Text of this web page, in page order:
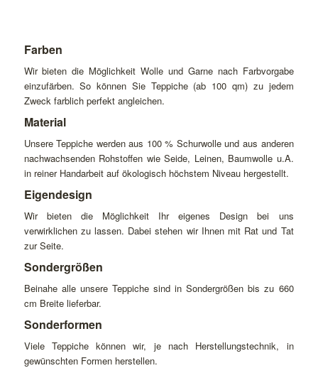
Farben
Wir bieten die Möglichkeit Wolle und Garne nach Farbvorgabe
einzufärben. So können Sie Teppiche (ab 100 qm) zu jedem
Zweck farblich perfekt angleichen.
Material
Unsere Teppiche werden aus 100 % Schurwolle und aus anderen
nachwachsenden Rohstoffen wie Seide, Leinen, Baumwolle u.A.
in reiner Handarbeit auf ökologisch höchstem Niveau hergestellt.
Eigendesign
Wir bieten die Möglichkeit Ihr eigenes Design bei uns
verwirklichen zu lassen. Dabei stehen wir Ihnen mit Rat und Tat
zur Seite.
Sondergrößen
Beinahe alle unsere Teppiche sind in Sondergrößen bis zu 660
cm Breite lieferbar.
Sonderformen
Viele Teppiche können wir, je nach Herstellungstechnik, in
gewünschten Formen herstellen.